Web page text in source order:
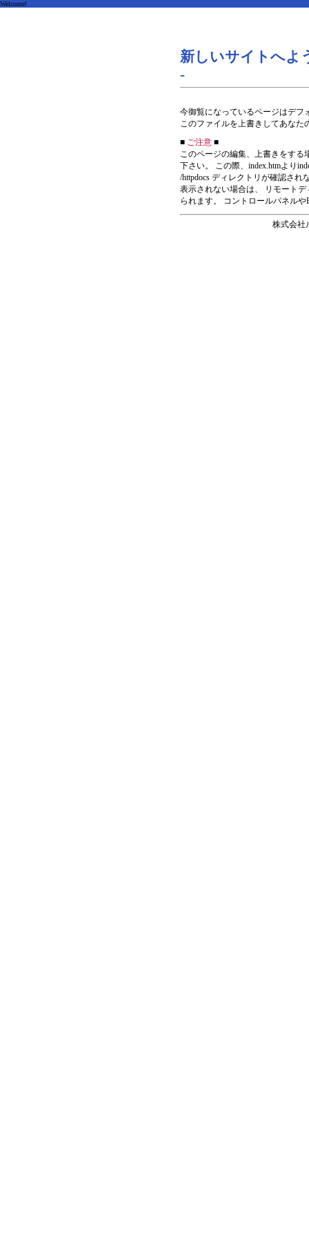
Welcome!
新しいサイトへよ
-
今御覧になっているページはデフ
このファイルを上書きしてあなた
■ ご注意 ■
このページの編集、上書きをする
下さい。 この際、index.htmより
/httpdocs ディレクトリが確認さ
表示されない場合は、 リモート
られます。 コントロールパネル
株式会社